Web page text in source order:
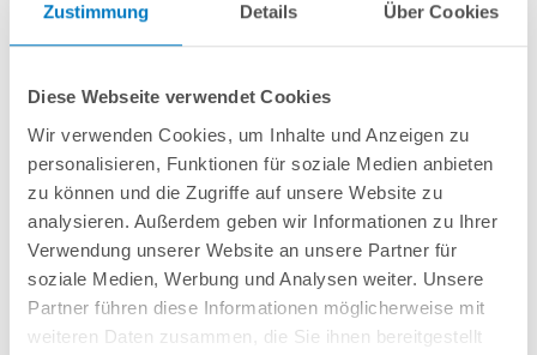
Zustimmung Details Über Cookies
Diese Webseite verwendet Cookies
Wir verwenden Cookies, um Inhalte und Anzeigen zu
personalisieren, Funktionen für soziale Medien anbieten
zu können und die Zugriffe auf unsere Website zu
analysieren. Außerdem geben wir Informationen zu Ihrer
Verwendung unserer Website an unsere Partner für
soziale Medien, Werbung und Analysen weiter. Unsere
Partner führen diese Informationen möglicherweise mit
weiteren Daten zusammen, die Sie ihnen bereitgestellt
Weitere Informationen
aus ca. 0,8 mm starker, feuerverzinkter Stahlwand + sehr passgenauer,
sandfarbenerPVC-Poolfolie 0,8 mm mitEinhängebiese+ Kombi-
Spezialhandlauf aus hochwertigem und stabilem Aluminiumsowie
Bodenschienen aus Kunststoff.